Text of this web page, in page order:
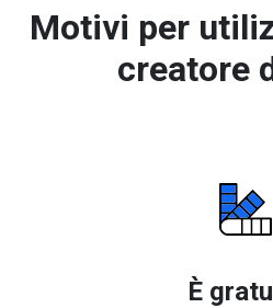
Motivi per
creatore
È